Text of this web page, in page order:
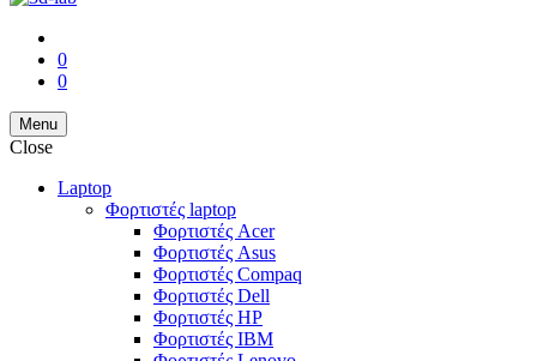
0
0
Menu
Close
Laptop
Φορτιστές laptop
Φορτιστές Acer
Φορτιστές Asus
Φορτιστές Compaq
Φορτιστές Dell
Φορτιστές HP
Φορτιστές IBM